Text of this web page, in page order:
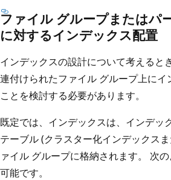
ファイル グループまたはパ
に対するインデックス配置
インデックスの設計について考えると
連付けられたファイル グループ上にイ
ことを検討する必要があります。
既定では、インデックスは、インデッ
テーブル (クラスター化インデックス
ァイル グループに格納されます。 次
可能です。